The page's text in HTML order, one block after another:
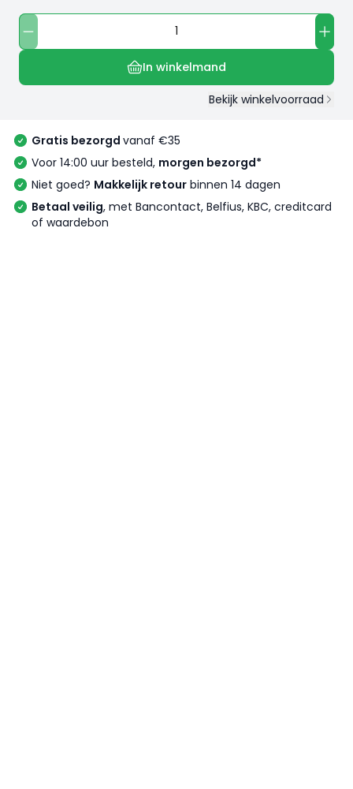
In winkelmand
Bekijk winkelvoorraad
Gratis bezorgd vanaf €35
Voor 14:00 uur besteld, morgen bezorgd*
Niet goed? Makkelijk retour binnen 14 dagen
Betaal veilig, met Bancontact, Belfius, KBC, creditcard
of waardebon